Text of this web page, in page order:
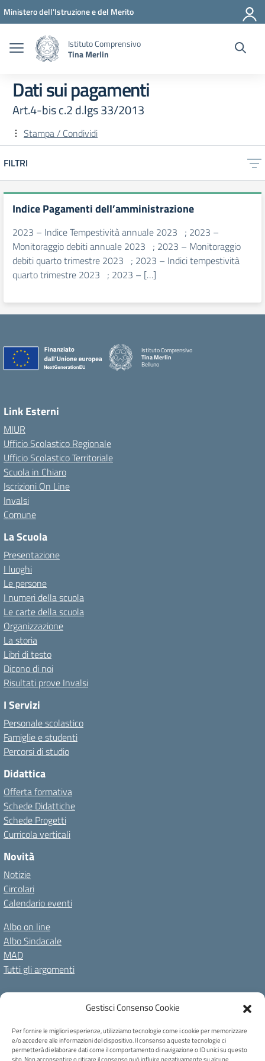
Gestisci Consenso Cookie
Per fornire le migliori esperienze, utilizziamo tecnologie come i cookie per memorizzare
e/o accedere alle informazioni del dispositivo. Il consenso a queste tecnologie ci
permetterà di elaborare dati come il comportamento di navigazione o ID unici su questo
Vai ai contenuti
Vai al menu di navigazione
Vai al footer
Ministero dell'Istruzione e del Merito
Istituto Comprensivo
Tina Merlin
Dati sui pagamenti
Art.4-bis c.2 d.lgs 33/2013
Stampa / Condividi
FILTRI
Indice Pagamenti dell’amministrazione
2023 – Indice Tempestività annuale 2023 ; 2023 –
Monitoraggio debiti annuale 2023 ; 2023 – Monitoraggio
debiti quarto trimestre 2023 ; 2023 – Indici tempestività
quarto trimestre 2023 ; 2023 – […]
Istituto Comprensivo
Tina Merlin
Belluno
Link Esterni
MIUR
Ufficio Scolastico Regionale
Ufficio Scolastico Territoriale
Scuola in Chiaro
Iscrizioni On Line
Invalsi
Comune
La Scuola
Presentazione
I luoghi
Le persone
I numeri della scuola
Le carte della scuola
Organizzazione
La storia
Libri di testo
Dicono di noi
Risultati prove Invalsi
I Servizi
Personale scolastico
Famiglie e studenti
Percorsi di studio
Didattica
Offerta formativa
Schede Didattiche
Schede Progetti
Curricola verticali
Novità
Notizie
Circolari
Calendario eventi
Albo on line
Albo Sindacale
MAD
Tutti gli argomenti
Amministrazione Trasparente
Spazio repositoryAccessibilitàNote LegaliPrivacy Policy
Cookie Policy